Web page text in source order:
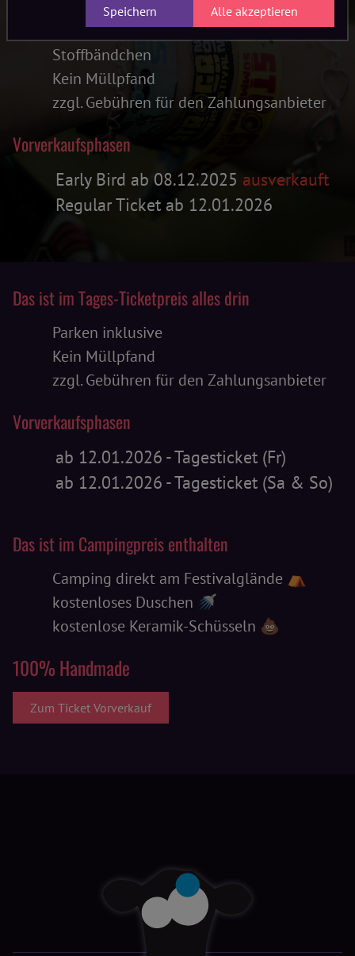
Komplettes Wochenende (Fr bis So)
Parken inklusive
Stoffbändchen
Kein Müllpfand
zzgl. Gebühren für den Zahlungsanbieter
Vorverkaufsphasen
Early Bird ab 08.12.2025 ausverkauft
Regular Ticket ab 12.01.2026
Das ist im Tages-Ticketpreis alles drin
Parken inklusive
Kein Müllpfand
zzgl. Gebühren für den Zahlungsanbieter
Vorverkaufsphasen
ab 12.01.2026 - Tagesticket (Fr)
ab 12.01.2026 - Tagesticket (Sa & So)
Das ist im Campingpreis enthalten
Camping direkt am Festivalglände ⛺
kostenloses Duschen 🚿
kostenlose Keramik-Schüsseln 💩
100% Handmade
Zum Ticket Vorverkauf
Speichern Alle akzeptieren